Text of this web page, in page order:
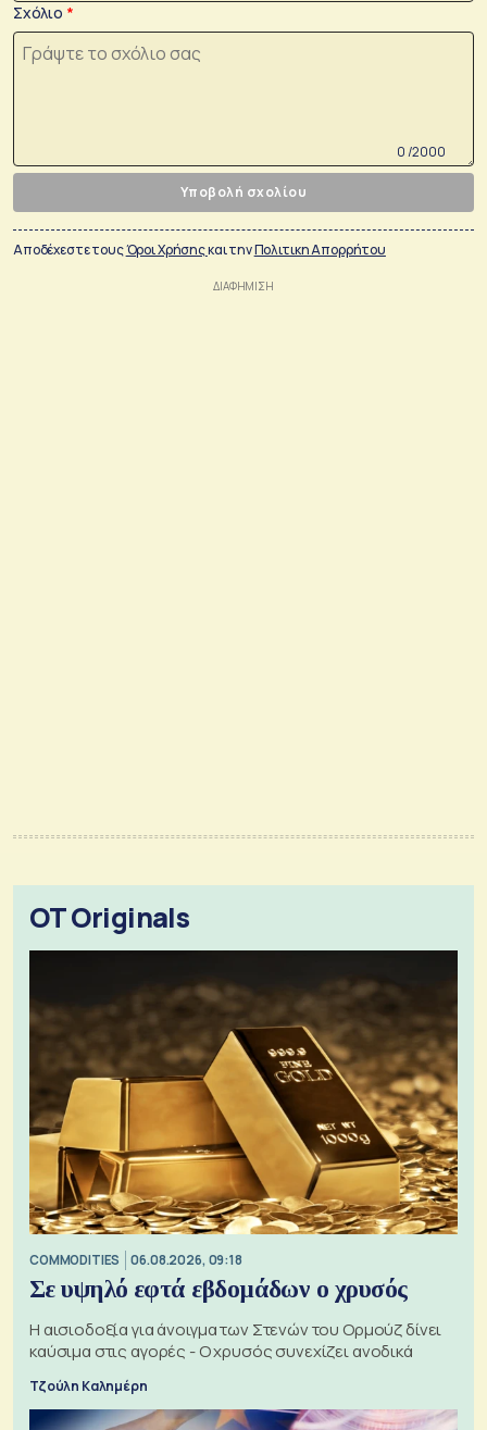
Σχόλιο
0 /2000
Υποβολή σχολίου
Αποδέχεστε τουςΌροι Χρήσηςκαι τηνΠολιτικη Απορρήτου
OT Originals
COMMODITIES 06.08.2026, 09:18
Σε υψηλό εφτά εβδομάδων ο χρυσός
Η αισιοδοξία για άνοιγμα των Στενών του Ορμούζ δίνει
καύσιμα στις αγορές - Ο χρυσός συνεχίζει ανοδικά
Τζούλη Καλημέρη